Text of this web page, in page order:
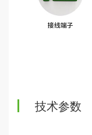
技术参数